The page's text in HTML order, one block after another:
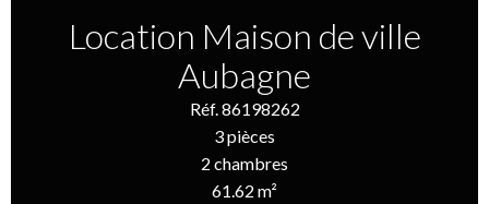
Location Maison de ville
Aubagne
Réf. 86198262
3 pièces
2 chambres
61.62 m²